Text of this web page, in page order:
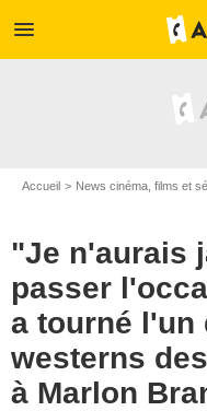
menu
Accueil News cinéma, films et
"Je n'aurais
passer
a tourné l'un
westerns
à Marlon